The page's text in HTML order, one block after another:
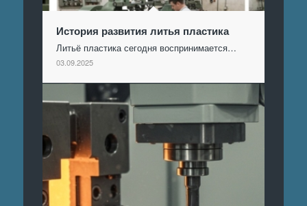
История развития литья пластика
Литьё пластика сегодня воспринимается…
03.09.2025